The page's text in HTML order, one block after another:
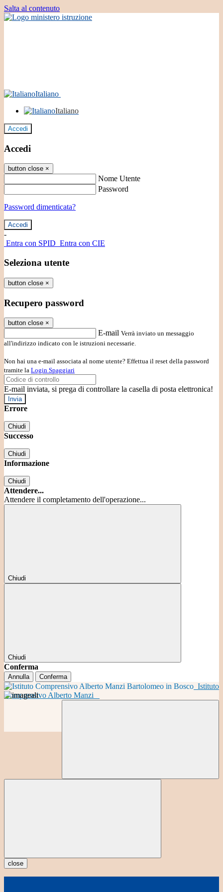
Salta al contenuto
Italiano
Italiano
Accedi
Accedi
button close ×
Nome Utente
Password
Password dimenticata?
-
Entra con SPID Entra con CIE
Seleziona utente
button close ×
Recupero password
button close ×
E-mail Verrà inviato un messaggio
all'indirizzo indicato con le istruzioni necessarie.
Non hai una e-mail associata al nome utente? Effettua il reset della password
tramite la Login Spaggiari
E-mail inviata, si prega di controllare la casella di posta elettronica!
Errore
Chiudi
Successo
Chiudi
Informazione
Chiudi
Attendere...
Attendere il completamento dell'operazione...
Chiudi
Chiudi
Conferma
Annulla Conferma
Istituto
Comprensivo Alberto Manzi
close